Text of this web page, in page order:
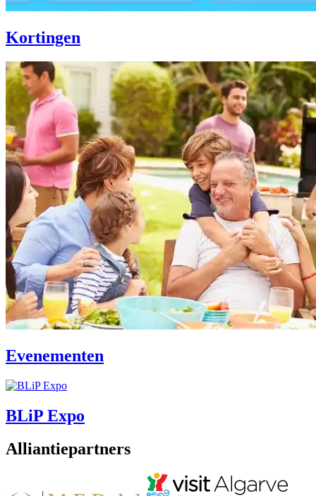
Kortingen
Evenementen
BLiP Expo
Alliantiepartners